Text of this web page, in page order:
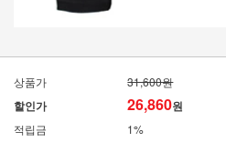
상품가 31,600원
할인가 26,860원
적립금
1%